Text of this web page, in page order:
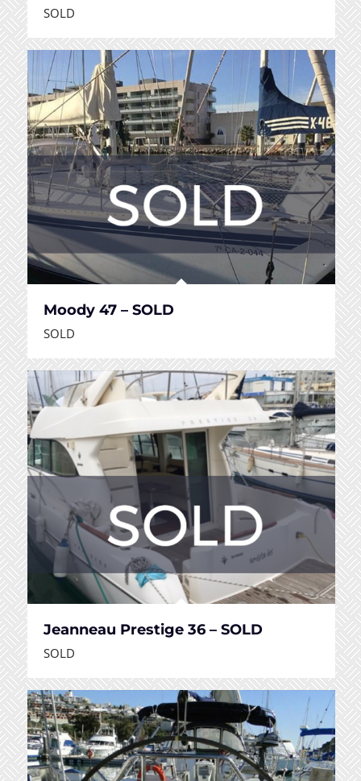
SOLD
Moody 47 – SOLD
SOLD
Jeanneau Prestige 36 – SOLD
SOLD